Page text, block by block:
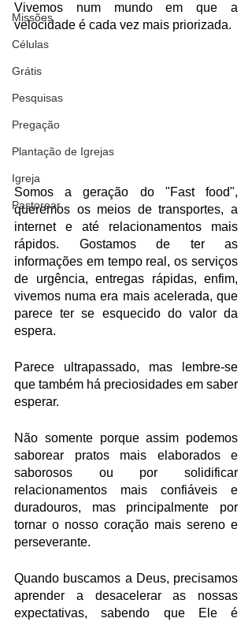
Missões
Células
Grátis
Pesquisas
Pregação
Plantação de Igrejas
Igreja
Pastorear
Vivemos num mundo em que a
velocidade é cada vez mais priorizada.
Somos a geração do "Fast food",
queremos os meios de transportes, a
internet e até relacionamentos mais
rápidos. Gostamos de ter as
informações em tempo real, os serviços
de urgência, entregas rápidas, enfim,
vivemos numa era mais acelerada, que
parece ter se esquecido do valor da
espera.
Parece ultrapassado, mas lembre-se
que também há preciosidades em saber
esperar.
Não somente porque assim podemos
saborear pratos mais elaborados e
saborosos ou por solidificar
relacionamentos mais confiáveis e
duradouros, mas principalmente por
tornar o nosso coração mais sereno e
perseverante.
Quando buscamos a Deus, precisamos
aprender a desacelerar as nossas
expectativas, sabendo que Ele é